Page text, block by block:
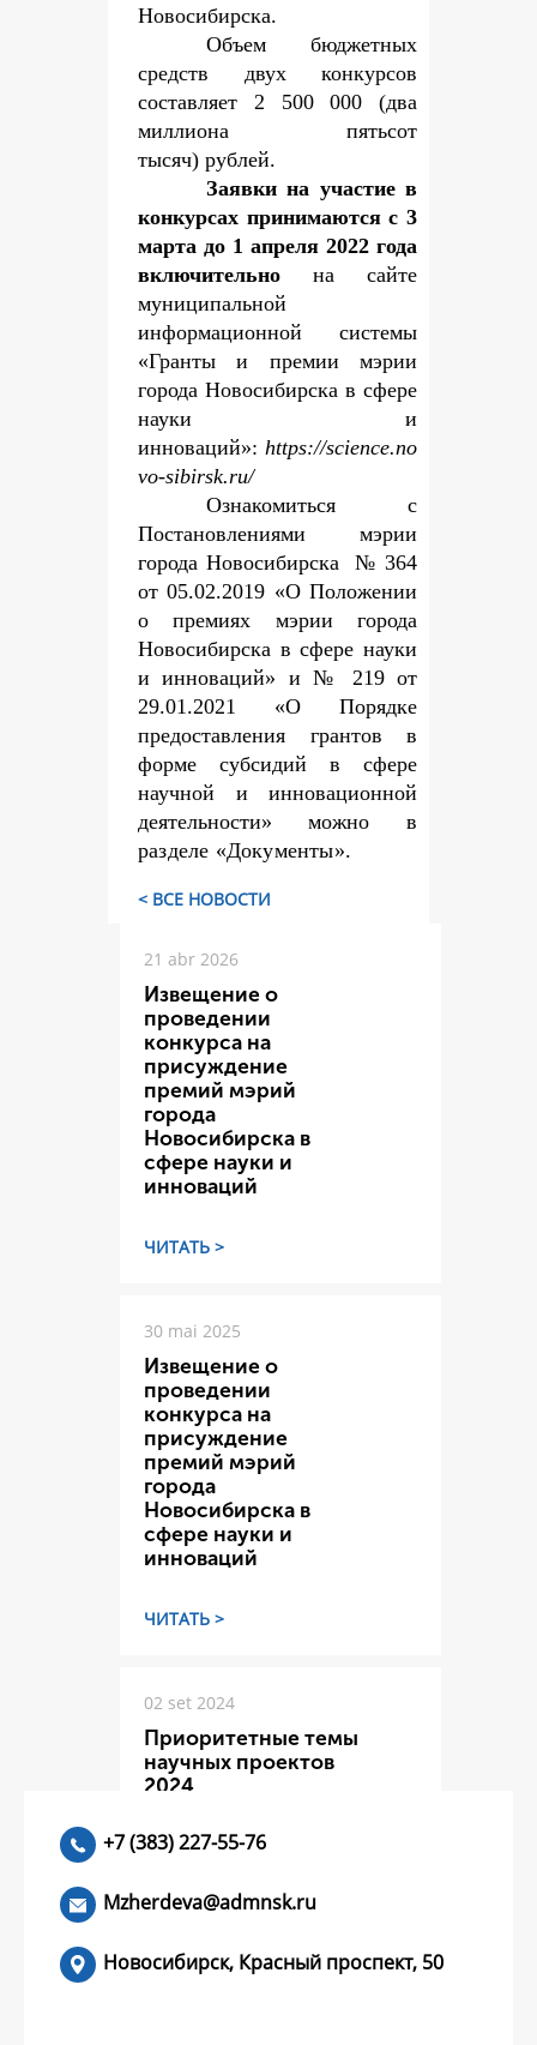
Новосибирска.
Объем бюджетных
средств двух конкурсов
составляет 2 500 000 (два
миллиона пятьсот
тысяч) рублей.
Заявки на участие в
конкурсах принимаются с 3
марта до 1 апреля 2022 года
включительно на сайте
муниципальной
информационной системы
«Гранты и премии мэрии
города Новосибирска в сфере
науки и
инноваций»: https://science.no
vo-sibirsk.ru/
Ознакомиться с
Постановлениями мэрии
города Новосибирска № 364
от 05.02.2019 «О Положении
о премиях мэрии города
Новосибирска в сфере науки
и инноваций» и № 219 от
29.01.2021 «О Порядке
предоставления грантов в
форме субсидий в сфере
научной и инновационной
деятельности» можно в
разделе «Документы».
< ВСЕ НОВОСТИ
21 abr 2026
Извещение о
проведении
конкурса на
присуждение
премий мэрий
города
Новосибирска в
сфере науки и
инноваций
ЧИТАТЬ >
30 mai 2025
Извещение о
проведении
конкурса на
присуждение
премий мэрий
города
Новосибирска в
сфере науки и
инноваций
ЧИТАТЬ >
02 set 2024
Приоритетные темы
научных проектов
2024
ЧИТАТЬ >
+7 (383) 227-55-76
Mzherdeva@admnsk.ru
Новосибирск, Красный проспект, 50